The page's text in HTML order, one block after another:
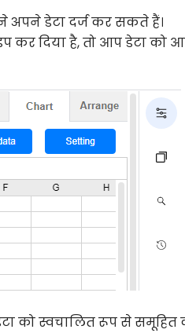
अपने डेटा दर्ज कर सकते हैं।
दिया है, तो आप डेटा को
को स्वचालित रूप से